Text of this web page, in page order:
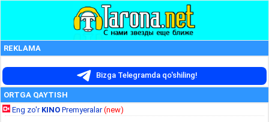
REKLAMA
Bizga Telegramda qo'shiling!
ORTGA QAYTISH
Eng zo'r KINO Premyeralar(new)